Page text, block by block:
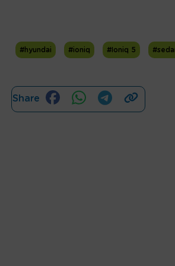
#hyundai #ioniq #Ioniq 5
Share